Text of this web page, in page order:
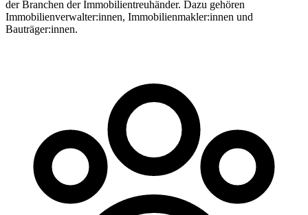
der Branchen der Immobilientreuhänder. Dazu gehören
Immobilienverwalter:innen, Immobilienmakler:innen und
Bauträger:innen.